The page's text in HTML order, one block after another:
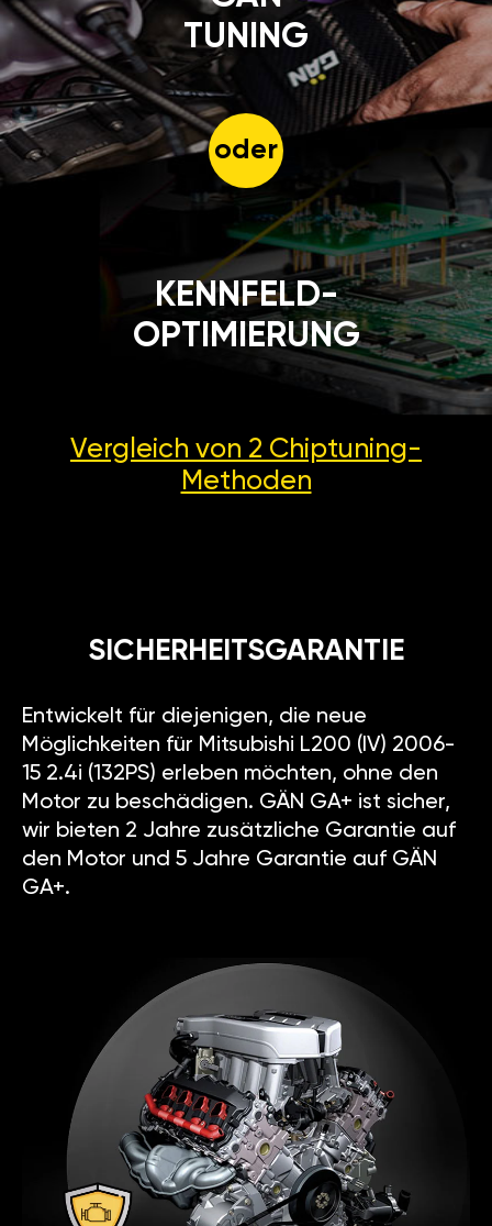
TUNING
oder
KENNFELD-
OPTIMIERUNG
Vergleich von 2 Chiptuning-
Methoden
SICHERHEITSGARANTIE
Entwickelt für diejenigen, die neue
Möglichkeiten für Mitsubishi L200 (IV) 2006-
15 2.4i (132PS) erleben möchten, ohne den
Motor zu beschädigen. GÄN GA+ ist sicher,
wir bieten 2 Jahre zusätzliche Garantie auf
den Motor und 5 Jahre Garantie auf GÄN
GA+.